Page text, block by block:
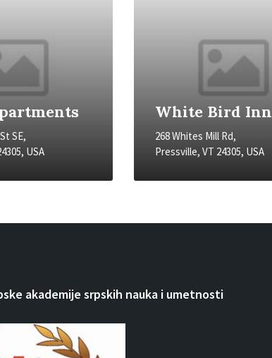
SE,
USA
White Bird Inn
268 Whites Mill Rd,
Pressville, VT 24305, USA
akademije srpskih nauka i umetnosti